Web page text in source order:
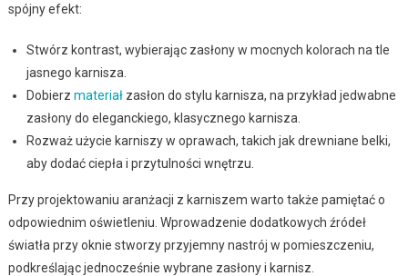
spójny efekt:
Stwórz kontrast, wybierając zasłony w mocnych kolorach na tle
jasnego karnisza.
Dobierz materiałzasłon do stylu karnisza, na przykład jedwabne
zasłony do eleganckiego, klasycznego karnisza.
Rozważ użycie karniszy w oprawach, takich jak drewniane belki,
aby dodać ciepła i przytulności wnętrzu.
Przy projektowaniu aranżacji z karniszem warto także pamiętać o
odpowiednim oświetleniu. Wprowadzenie dodatkowych źródeł
światła przy oknie stworzy przyjemny nastrój w pomieszczeniu,
podkreślając jednocześnie wybrane zasłony i karnisz.